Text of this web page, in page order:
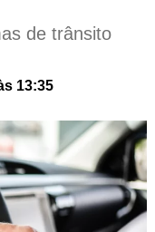
de trânsito
13:35